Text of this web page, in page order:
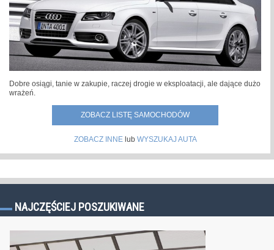
Dobre osiągi, tanie w zakupie, raczej drogie w eksploatacji, ale dające dużo
wrażeń.
ZOBACZ LISTĘ SAMOCHODÓW
ZOBACZ INNElub WYSZUKAJ AUTA
NAJCZĘŚCIEJ POSZUKIWANE